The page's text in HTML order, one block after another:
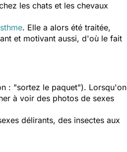
les chats et les chevaux
. Elle a alors été traitée,
et motivant aussi, d'où le fait
: "sortez le paquet"). Lorsqu'on
à voir des photos de sexes
délirants, des insectes aux